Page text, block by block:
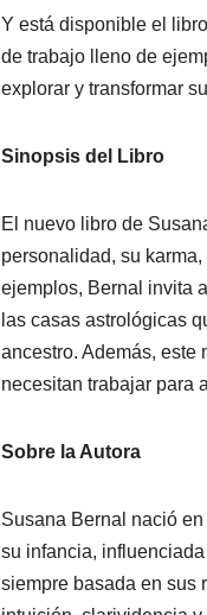
Y está disponible el
de trabajo lleno de
explorar y transformar
Sinopsis del Libro
El nuevo libro de
personalidad, su
ejemplos, Bernal invita
las casas astrológicas
ancestro. Además, este
necesitan trabajar para
Sobre la Autora
Susana Bernal nació
su infancia,
siempre basada en sus